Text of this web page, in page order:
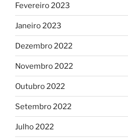
Fevereiro 2023
Janeiro 2023
Dezembro 2022
Novembro 2022
Outubro 2022
Setembro 2022
Julho 2022